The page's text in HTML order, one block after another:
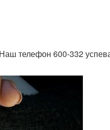
телефон 600-332